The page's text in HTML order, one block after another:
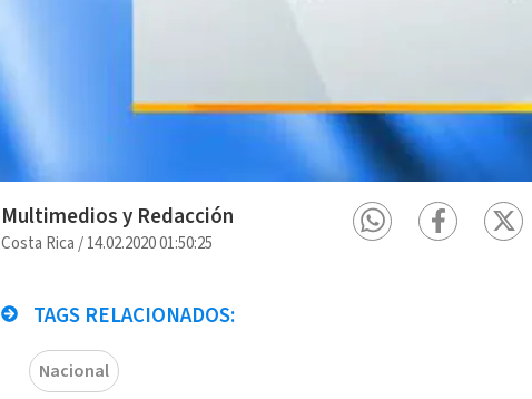
Multimedios y Redacción
Costa Rica /14.02.2020 01:50:25
TAGS RELACIONADOS:
Nacional